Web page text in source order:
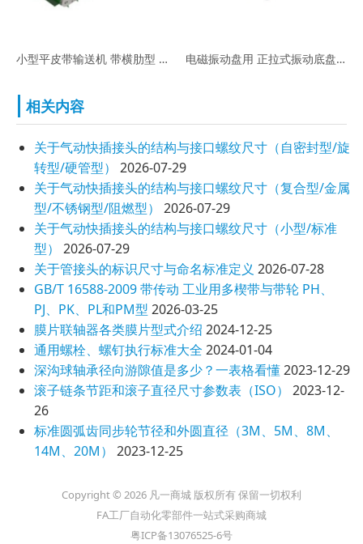
小型平皮带输送机 带横肋型 头部驱动3槽型材(滚筒直径50mm) 电磁振动盘用 正拉式振动底盘 FY-HD-T400
相关内容
关于气动快插接头的结构与接口螺纹尺寸（自密封型/旋
转型/硬管型）
2026-07-29
关于气动快插接头的结构与接口螺纹尺寸（复合型/金属
型/不锈钢型/阻燃型）
2026-07-29
关于气动快插接头的结构与接口螺纹尺寸（小型/标准
型）
2026-07-29
关于管接头的标识尺寸与命名标准定义 2026-07-28
GB/T 16588-2009 带传动 工业用多楔带与带轮 PH、
PJ、PK、PL和PM型 2026-03-25
膜片联轴器各类膜片型式介绍 2024-12-25
通用螺栓、螺钉执行标准大全 2024-01-04
深沟球轴承径向游隙值是多少？一表格看懂2023-12-29
滚子链条节距和滚子直径尺寸参数表（ISO）
2023-12-
26
标准圆弧齿同步轮节径和外圆直径（3M、5M、8M、
14M、20M）
2023-12-25
Copyright © 2026 凡一商城 版权所有 保留一切权利
FA工厂自动化零部件一站式采购商城
粤ICP备13076525-6号